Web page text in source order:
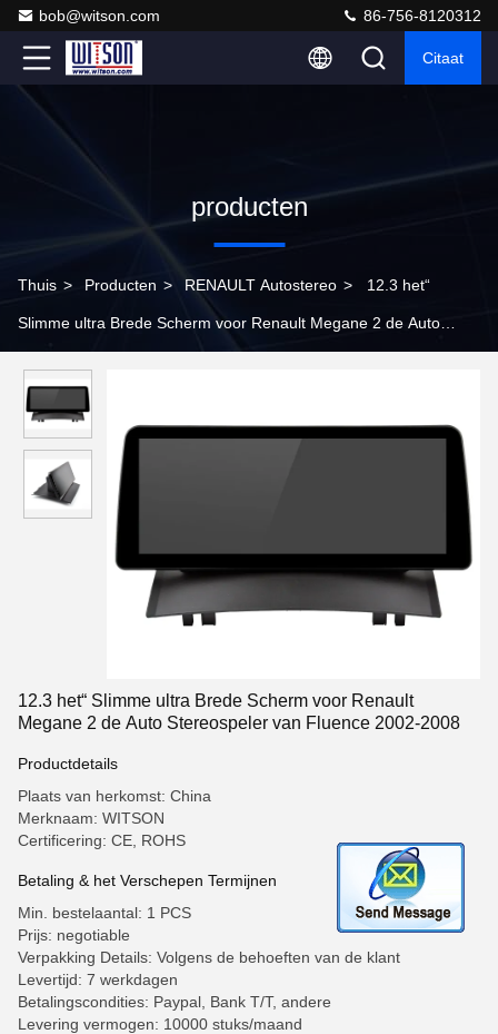
bob@witson.com 86-756-8120312
Citaat
producten
Thuis > Producten > RENAULT Autostereo > 12.3 het“
Slimme ultra Brede Scherm voor Renault Megane 2 de Auto
12.3 het“ Slimme ultra Brede Scherm voor Renault
Megane 2 de Auto Stereospeler van Fluence 2002-2008
Productdetails
Plaats van herkomst: China
Merknaam: WITSON
Certificering: CE, ROHS
Betaling & het Verschepen Termijnen
Min. bestelaantal: 1 PCS
Prijs: negotiable
Verpakking Details: Volgens de behoeften van de klant
Levertijd: 7 werkdagen
Betalingscondities: Paypal, Bank T/T, andere
Levering vermogen: 10000 stuks/maand